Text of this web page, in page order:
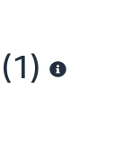
(1)